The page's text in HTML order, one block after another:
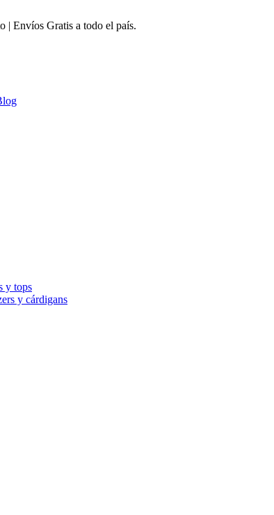
| Envíos Gratis a todo el país.
y tops
y cárdigans